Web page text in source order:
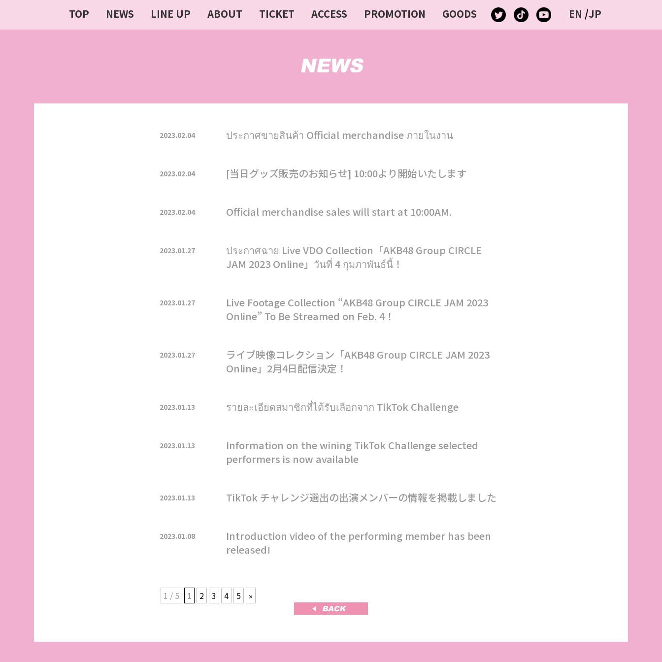
TOP NEWS LINE UP ABOUT TICKET ACCESS PROMOTION GOODS EN /JP
2023.02.04 ประกาศขายสินค้า Official merchandise ภายในงาน
2023.02.04 [当日グッズ販売のお知らせ] 10:00より開始いたします
2023.02.04 Official merchandise sales will start at 10:00AM.
2023.01.27
ประกาศฉาย Live VDO Collection「AKB48 Group CIRCLE
JAM 2023 Online」วันที่ 4 กุมภาพันธ์นี้！
2023.01.27
Live Footage Collection “AKB48 Group CIRCLE JAM 2023
Online” To Be Streamed on Feb. 4！
2023.01.27
ライブ映像コレクション「AKB48 Group CIRCLE JAM 2023
Online」2月4日配信決定！
2023.01.13 รายละเอียดสมาชิกที่ได้รับเลือกจาก TikTok Challenge
2023.01.13
Information on the wining TikTok Challenge selected
performers is now available
2023.01.13 TikTok チャレンジ選出の出演メンバーの情報を掲載しました
2023.01.08
Introduction video of the performing member has been
released!
1 / 5 1 2 3 4 5 »